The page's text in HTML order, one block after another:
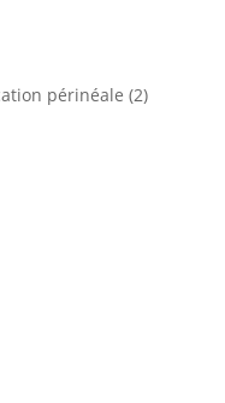
périnéale (2)